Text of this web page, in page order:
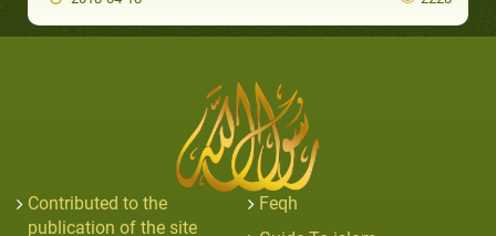
Contributed to the
publication of the site
Feqh